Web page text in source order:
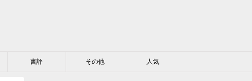
書評 その他 人気